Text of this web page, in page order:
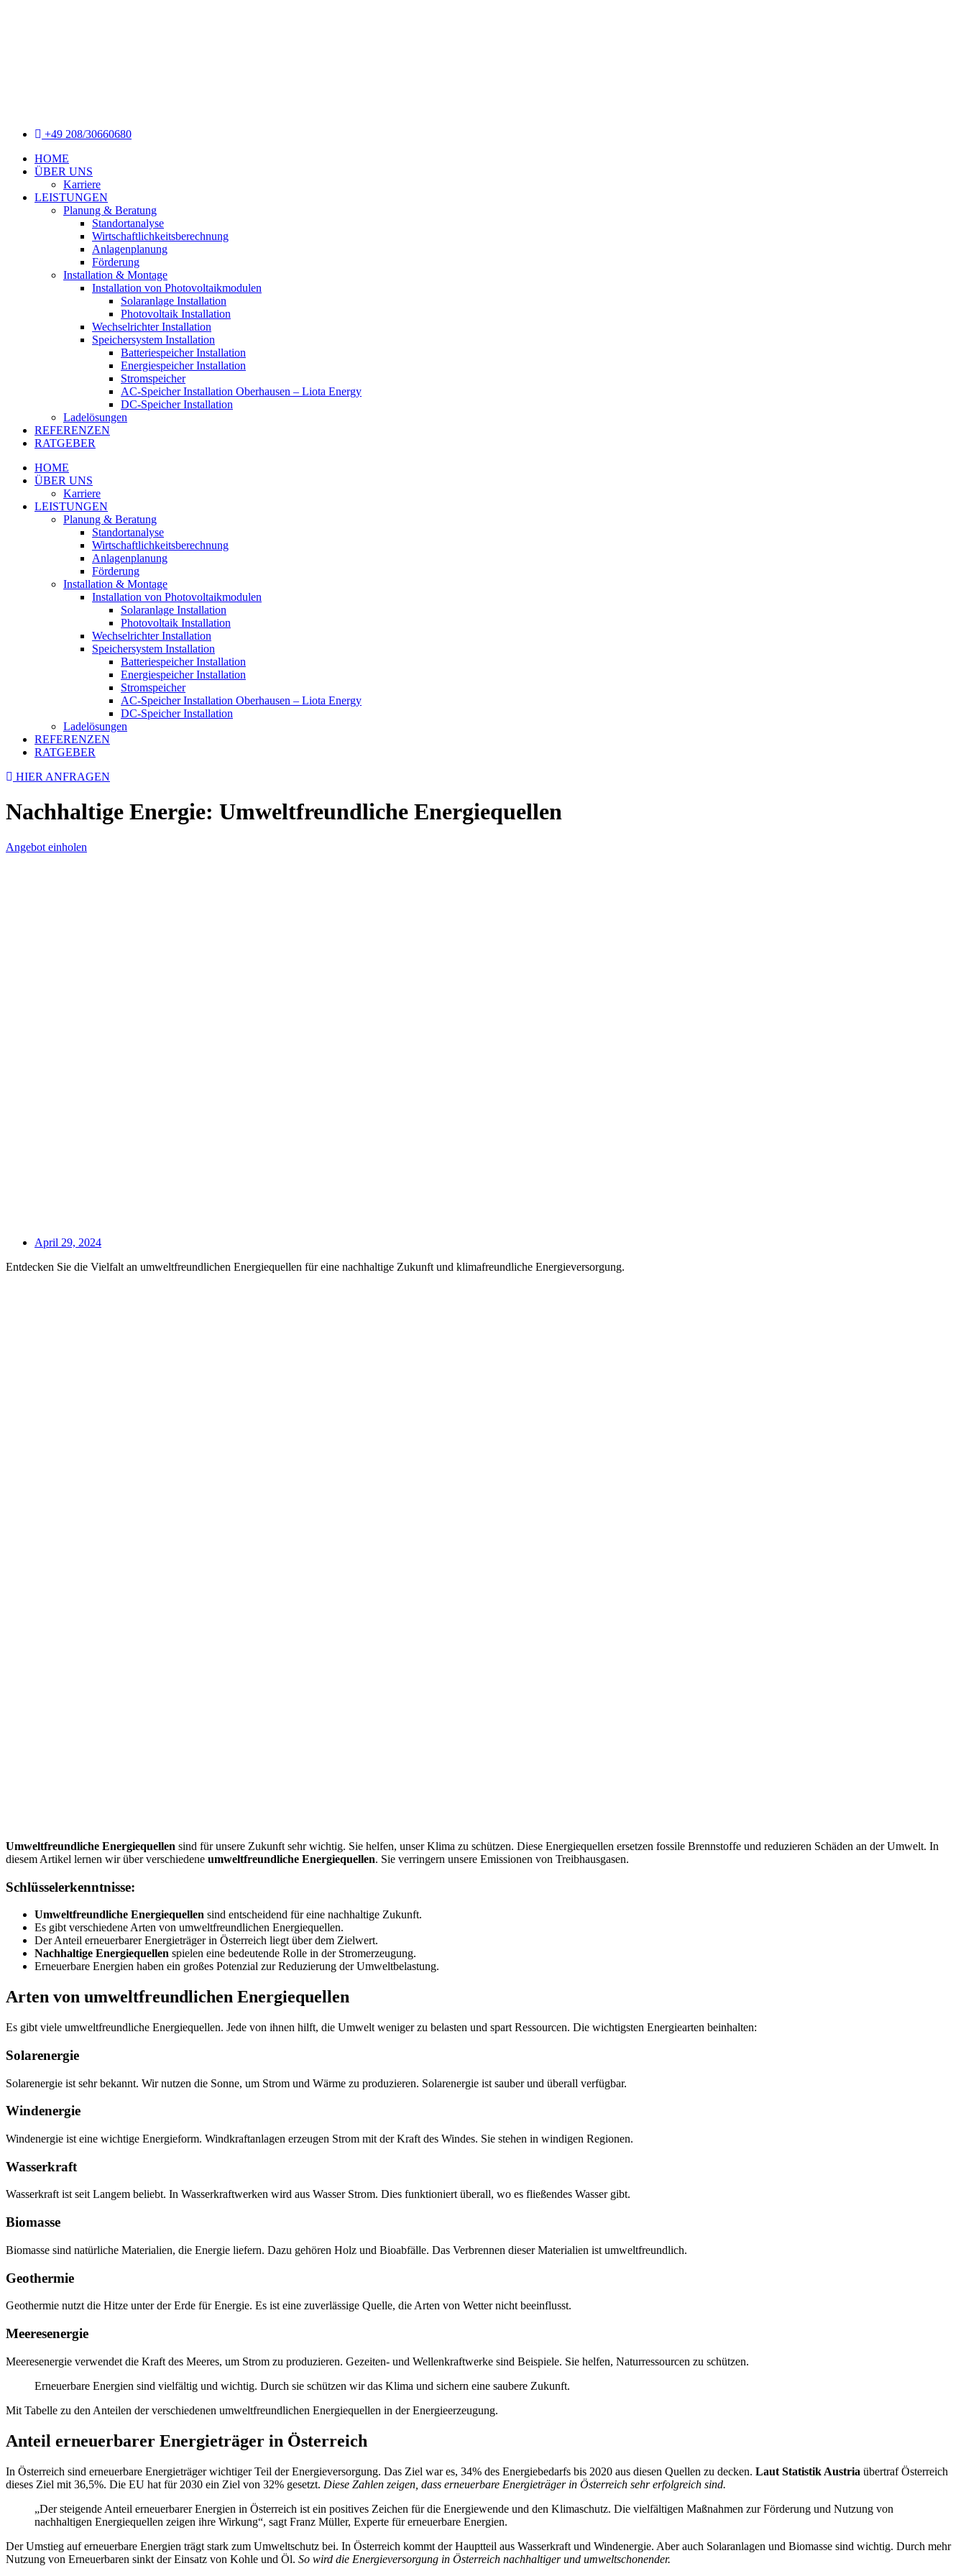
+49 208/30660680
HOME
ÜBER UNS
Karriere
LEISTUNGEN
Planung & Beratung
Standortanalyse
Wirtschaftlichkeitsberechnung
Anlagenplanung
Förderung
Installation & Montage
Installation von Photovoltaikmodulen
Solaranlage Installation
Photovoltaik Installation
Wechselrichter Installation
Speichersystem Installation
Batteriespeicher Installation
Energiespeicher Installation
Stromspeicher
AC-Speicher Installation Oberhausen – Liota Energy
DC-Speicher Installation
Ladelösungen
REFERENZEN
RATGEBER
HOME
ÜBER UNS
Karriere
LEISTUNGEN
Planung & Beratung
Standortanalyse
Wirtschaftlichkeitsberechnung
Anlagenplanung
Förderung
Installation & Montage
Installation von Photovoltaikmodulen
Solaranlage Installation
Photovoltaik Installation
Wechselrichter Installation
Speichersystem Installation
Batteriespeicher Installation
Energiespeicher Installation
Stromspeicher
AC-Speicher Installation Oberhausen – Liota Energy
DC-Speicher Installation
Ladelösungen
REFERENZEN
RATGEBER
HIER ANFRAGEN
Nachhaltige Energie: Umweltfreundliche Energiequellen
Angebot einholen
April 29, 2024
Entdecken Sie die Vielfalt an umweltfreundlichen Energiequellen für eine nachhaltige Zukunft und klimafreundliche Energieversorgung.
Umweltfreundliche Energiequellen sind für unsere Zukunft sehr wichtig. Sie helfen, unser Klima zu schützen. Diese Energiequellen ersetzen fossile Brennstoffe und reduzieren Schäden an der Umwelt. In
diesem Artikel lernen wir über verschiedene umweltfreundliche Energiequellen. Sie verringern unsere Emissionen von Treibhausgasen.
Schlüsselerkenntnisse:
Umweltfreundliche Energiequellen sind entscheidend für eine nachhaltige Zukunft.
Es gibt verschiedene Arten von umweltfreundlichen Energiequellen.
Der Anteil erneuerbarer Energieträger in Österreich liegt über dem Zielwert.
Nachhaltige Energiequellen spielen eine bedeutende Rolle in der Stromerzeugung.
Erneuerbare Energien haben ein großes Potenzial zur Reduzierung der Umweltbelastung.
Arten von umweltfreundlichen Energiequellen
Es gibt viele umweltfreundliche Energiequellen. Jede von ihnen hilft, die Umwelt weniger zu belasten und spart Ressourcen. Die wichtigsten Energiearten beinhalten:
Solarenergie
Solarenergie ist sehr bekannt. Wir nutzen die Sonne, um Strom und Wärme zu produzieren. Solarenergie ist sauber und überall verfügbar.
Windenergie
Windenergie ist eine wichtige Energieform. Windkraftanlagen erzeugen Strom mit der Kraft des Windes. Sie stehen in windigen Regionen.
Wasserkraft
Wasserkraft ist seit Langem beliebt. In Wasserkraftwerken wird aus Wasser Strom. Dies funktioniert überall, wo es fließendes Wasser gibt.
Biomasse
Biomasse sind natürliche Materialien, die Energie liefern. Dazu gehören Holz und Bioabfälle. Das Verbrennen dieser Materialien ist umweltfreundlich.
Geothermie
Geothermie nutzt die Hitze unter der Erde für Energie. Es ist eine zuverlässige Quelle, die Arten von Wetter nicht beeinflusst.
Meeresenergie
Meeresenergie verwendet die Kraft des Meeres, um Strom zu produzieren. Gezeiten- und Wellenkraftwerke sind Beispiele. Sie helfen, Naturressourcen zu schützen.
Erneuerbare Energien sind vielfältig und wichtig. Durch sie schützen wir das Klima und sichern eine saubere Zukunft.
Mit Tabelle zu den Anteilen der verschiedenen umweltfreundlichen Energiequellen in der Energieerzeugung.
Anteil erneuerbarer Energieträger in Österreich
In Österreich sind erneuerbare Energieträger wichtiger Teil der Energieversorgung. Das Ziel war es, 34% des Energiebedarfs bis 2020 aus diesen Quellen zu decken. Laut Statistik Austria übertraf Österreich
dieses Ziel mit 36,5%. Die EU hat für 2030 ein Ziel von 32% gesetzt. Diese Zahlen zeigen, dass erneuerbare Energieträger in Österreich sehr erfolgreich sind.
„Der steigende Anteil erneuerbarer Energien in Österreich ist ein positives Zeichen für die Energiewende und den Klimaschutz. Die vielfältigen Maßnahmen zur Förderung und Nutzung von
nachhaltigen Energiequellen zeigen ihre Wirkung“, sagt Franz Müller, Experte für erneuerbare Energien.
Der Umstieg auf erneuerbare Energien trägt stark zum Umweltschutz bei. In Österreich kommt der Hauptteil aus Wasserkraft und Windenergie. Aber auch Solaranlagen und Biomasse sind wichtig. Durch mehr
Nutzung von Erneuerbaren sinkt der Einsatz von Kohle und Öl. So wird die Energieversorgung in Österreich nachhaltiger und umweltschonender.